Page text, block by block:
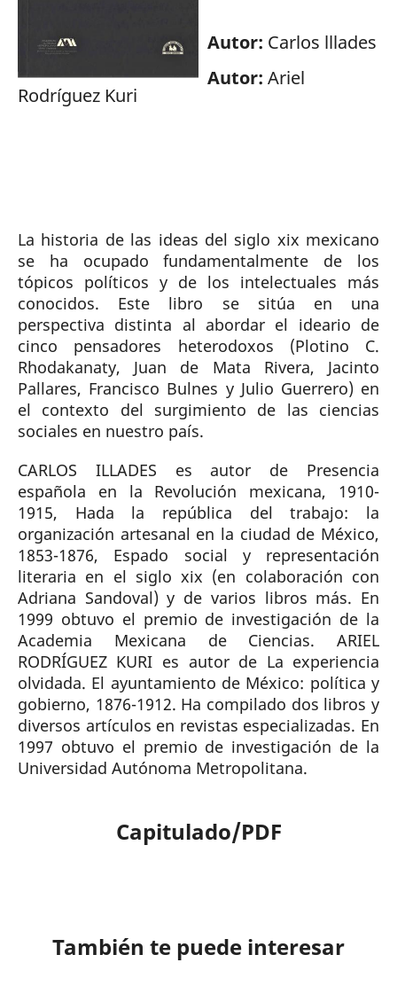
Autor: Carlos lllades
Autor: Ariel
Rodríguez Kuri
La historia de las ideas del siglo xix mexicano
se ha ocupado fundamentalmente de los
tópicos políticos y de los intelectuales más
conocidos. Este libro se sitúa en una
perspectiva distinta al abordar el ideario de
cinco pensadores heterodoxos (Plotino C.
Rhodakanaty, Juan de Mata Rivera, Jacinto
Pallares, Francisco Bulnes y Julio Guerrero) en
el contexto del surgimiento de las ciencias
sociales en nuestro país.
CARLOS ILLADES es autor de Presencia
española en la Revolución mexicana, 1910-
1915, Hada la república del trabajo: la
organización artesanal en la ciudad de México,
1853-1876, Espado social y representación
literaria en el siglo xix (en colaboración con
Adriana Sandoval) y de varios libros más. En
1999 obtuvo el premio de investigación de la
Academia Mexicana de Ciencias. ARIEL
RODRÍGUEZ KURI es autor de La experiencia
olvidada. El ayuntamiento de México: política y
gobierno, 1876-1912. Ha compilado dos libros y
diversos artículos en revistas especializadas. En
1997 obtuvo el premio de investigación de la
Universidad Autónoma Metropolitana.
Capitulado/PDF
También te puede interesar